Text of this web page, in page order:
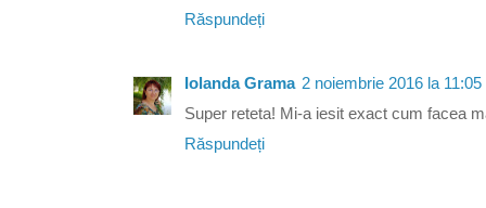
Răspundeți
Iolanda Grama 2 noiembrie 2016 la 11:05
Super reteta! Mi-a iesit exact cum facea
Răspundeți